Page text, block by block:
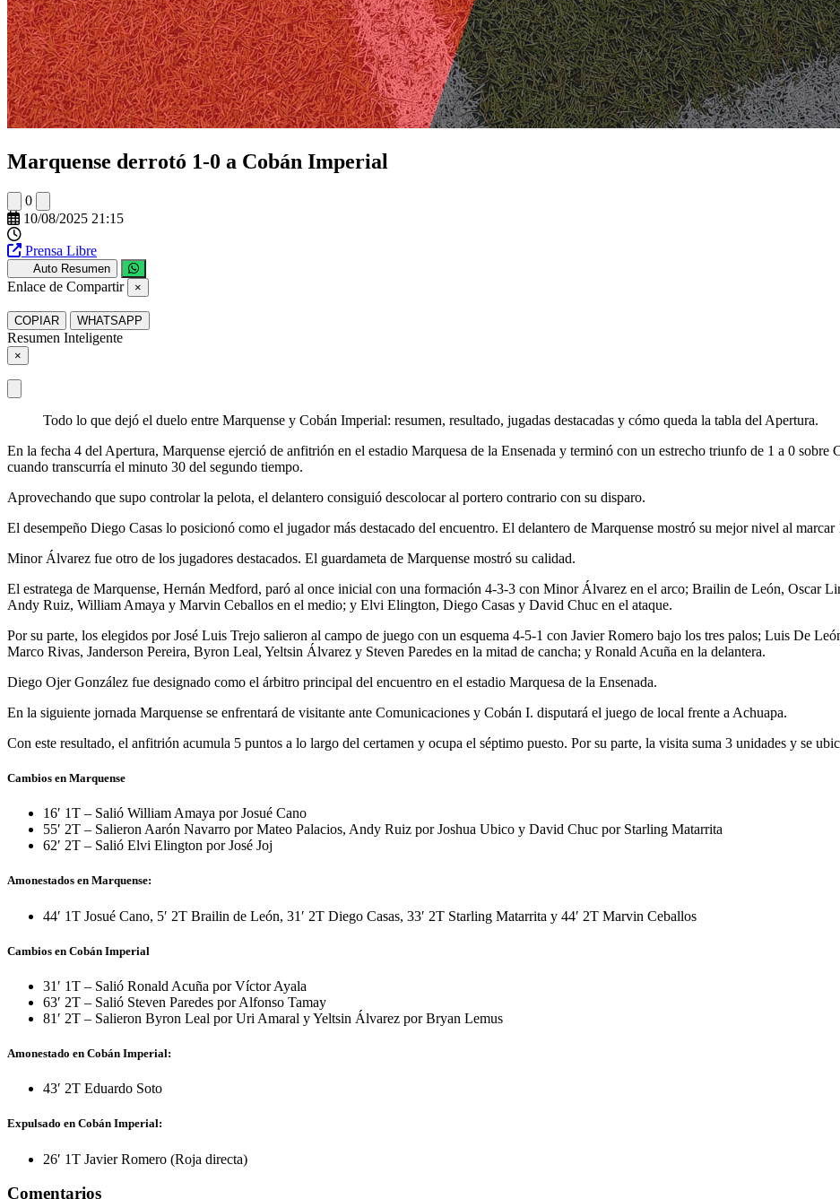
Marquense derrotó 1-0 a Cobán Imperial
0
10/08/2025 21:15
Prensa Libre
Auto Resumen
Enlace de Compartir ×
COPIAR WHATSAPP
Resumen Inteligente
×
Todo lo que dejó el duelo entre Marquense y Cobán Imperial: resumen, resultado, jugadas destacadas y cómo queda la tabla del Apertura.
En la fecha 4 del Apertura, Marquense ejerció de anfitrión en el estadio Marquesa de la Ensenada y terminó con un estrecho triunfo de 1 a 0
cuando transcurría el minuto 30 del segundo tiempo.
Aprovechando que supo controlar la pelota, el delantero consiguió descolocar al portero contrario con su disparo.
El desempeño Diego Casas lo posicionó como el jugador más destacado del encuentro. El delantero de Marquense mostró su mejor nivel al marcar
Minor Álvarez fue otro de los jugadores destacados. El guardameta de Marquense mostró su calidad.
El estratega de Marquense, Hernán Medford, paró al once inicial con una formación 4-3-3 con Minor Álvarez en el arco; Brailin de León, Oscar
Andy Ruiz, William Amaya y Marvin Ceballos en el medio; y Elvi Elington, Diego Casas y David Chuc en el ataque.
Por su parte, los elegidos por José Luis Trejo salieron al campo de juego con un esquema 4-5-1 con Javier Romero bajo los tres palos; Luis De
Marco Rivas, Janderson Pereira, Byron Leal, Yeltsin Álvarez y Steven Paredes en la mitad de cancha; y Ronald Acuña en la delantera.
Diego Ojer González fue designado como el árbitro principal del encuentro en el estadio Marquesa de la Ensenada.
En la siguiente jornada Marquense se enfrentará de visitante ante Comunicaciones y Cobán I. disputará el juego de local frente a Achuapa.
Con este resultado, el anfitrión acumula 5 puntos a lo largo del certamen y ocupa el séptimo puesto. Por su parte, la visita suma 3 unidades y se
Cambios en Marquense
16′ 1T – Salió William Amaya por Josué Cano
55′ 2T – Salieron Aarón Navarro por Mateo Palacios, Andy Ruiz por Joshua Ubico y David Chuc por Starling Matarrita
62′ 2T – Salió Elvi Elington por José Joj
Amonestados en Marquense:
44′ 1T Josué Cano, 5′ 2T Brailin de León, 31′ 2T Diego Casas, 33′ 2T Starling Matarrita y 44′ 2T Marvin Ceballos
Cambios en Cobán Imperial
31′ 1T – Salió Ronald Acuña por Víctor Ayala
63′ 2T – Salió Steven Paredes por Alfonso Tamay
81′ 2T – Salieron Byron Leal por Uri Amaral y Yeltsin Álvarez por Bryan Lemus
Amonestado en Cobán Imperial:
43′ 2T Eduardo Soto
Expulsado en Cobán Imperial:
26′ 1T Javier Romero (Roja directa)
Comentarios